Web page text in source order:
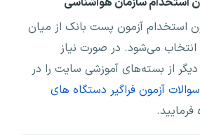
استخدام آزمون پست بانک از میان
می‌شود. در صورت نیاز
از بسته‌های آموزشی سایت را در
آزمون فراگیر دستگاه های